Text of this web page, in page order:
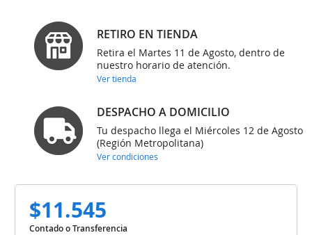
RETIRO EN TIENDA
Retira el Martes 11 de Agosto, dentro de
nuestro horario de atención.
Ver tienda
DESPACHO A DOMICILIO
Tu despacho llega el Miércoles 12 de Agosto
(Región Metropolitana)
Ver condiciones
$11.545
Contado o Transferencia